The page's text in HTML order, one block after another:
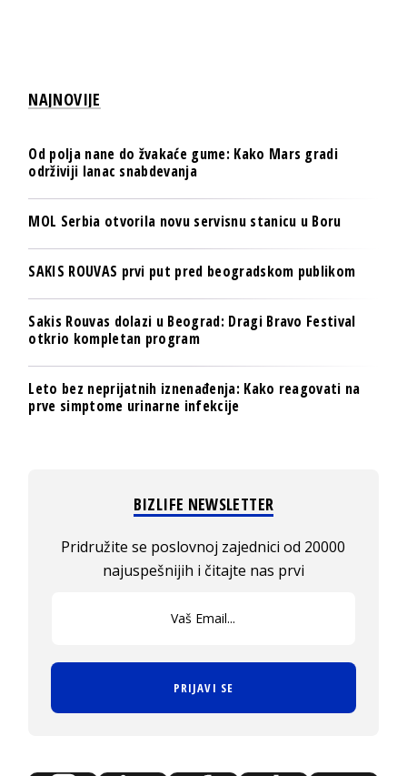
NAJNOVIJE
Od polja nane do žvakaće gume: Kako Mars gradi
održiviji lanac snabdevanja
MOL Serbia otvorila novu servisnu stanicu u Boru
SAKIS ROUVAS prvi put pred beogradskom publikom
Sakis Rouvas dolazi u Beograd: Dragi Bravo Festival
otkrio kompletan program
Leto bez neprijatnih iznenađenja: Kako reagovati na
prve simptome urinarne infekcije
BIZLIFE NEWSLETTER
Pridružite se poslovnoj zajednici od 20000
najuspešnijih i čitajte nas prvi
PRIJAVI SE